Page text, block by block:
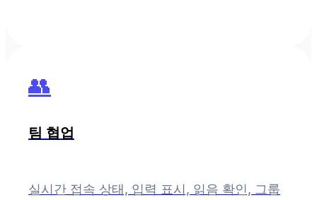
👥
팀 협업
실시간 접속 상태, 입력 표시, 읽음 확인, 그룹